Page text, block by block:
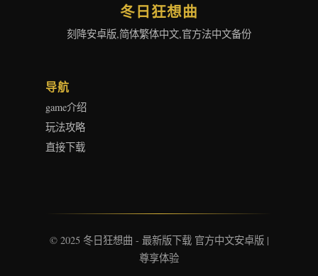
冬日狂想曲
刻降安卓版,简体繁体中文,官方法中文备份
导航
game介绍
玩法攻略
直接下载
© 2025 冬日狂想曲 - 最新版下载 官方中文安卓版 |
尊享体验